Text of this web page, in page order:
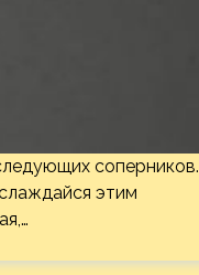
соперников.
этим